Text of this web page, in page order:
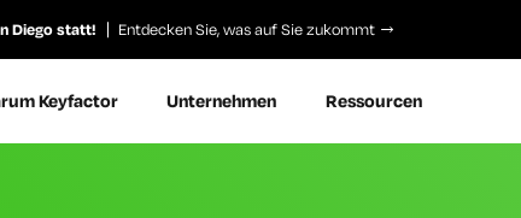
Diego statt! Entdecken Sie, was auf Sie zukommt
Keyfactor Unternehmen Ressourcen